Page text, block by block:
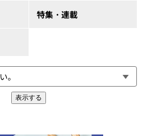
特集・連載
表示する